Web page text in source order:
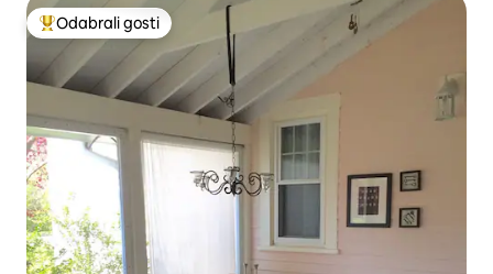
Među najviše rangiranima s oznakom „Odabrali gosti”
Odabrali gosti